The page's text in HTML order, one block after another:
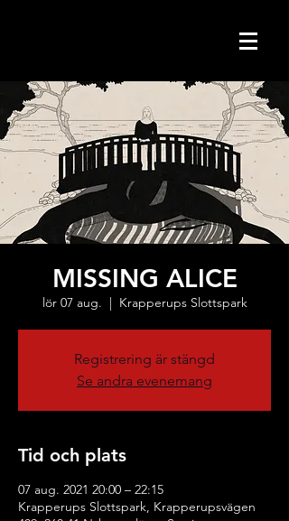
MISSING ALICE
lör 07 aug.
  |
Krapperups Slottspark
Registrering är stängd
Se andra evenemang
Tid och plats
07 aug. 2021 20:00 – 22:15
Krapperups Slottspark, Krapperupsvägen